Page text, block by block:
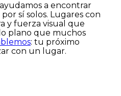
a encontrar
sí solos. Lugares con
y fuerza visual que
plano que muchos
: tu próximo
con un lugar.